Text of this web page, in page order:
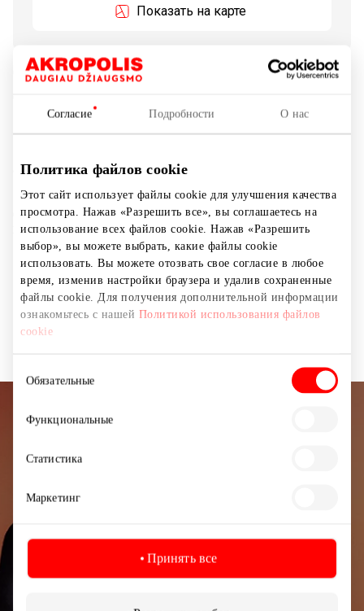
Согласие Подробности О нас
Политика файлов cookie
Этот сайт использует файлы cookie для улучшения качества
просмотра. Нажав «Разрешить все», вы соглашаетесь на
использование всех файлов cookie. Нажав «Разрешить
выбор», вы можете выбрать, какие файлы cookie
использовать. Вы можете отозвать свое согласие в любое
время, изменив настройки браузера и удалив сохраненные
файлы cookie. Для получения дополнительной информации
ознакомьтесь с нашей Политикой использования файлов
cookie
согласия
Обязательные
Функциональные
Статистика
Маркетинг
Принять все
Показать на карте
С 2007 года «Гера дована» является ведущим
подарочных карт и подарочных наборов. В настоящее
время мы предлагаем более 2500 различных
отличные ужины, заманчивые предложения отелей и
многие другие вдохновляющие идеи подарки. «Гера
дована» — помощник и советчик для людей, которые
хотят проявить внимание к близким или другим
важным людям в своей жизни. «Гера дована».
Дарить — это радость!
Подарки Магазины Подарки
Подписывайтесь на рассылку
мероприятиях и самой свежей информации от